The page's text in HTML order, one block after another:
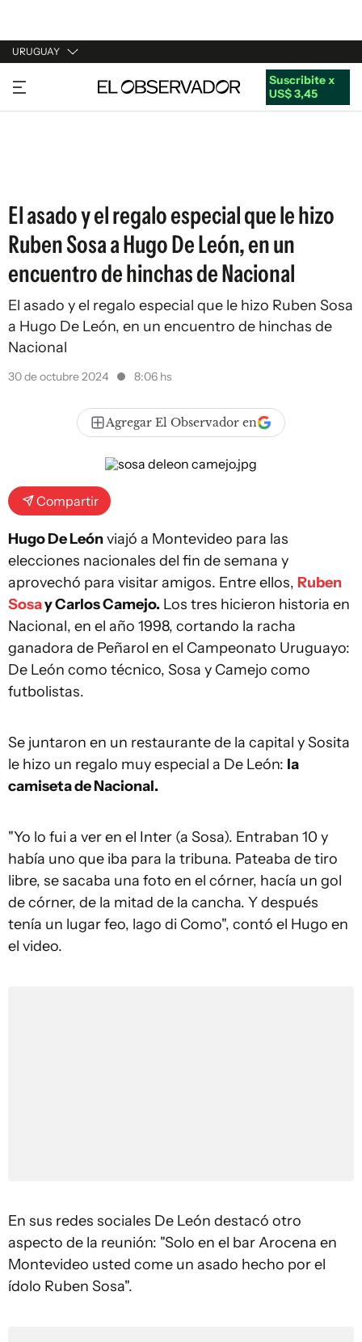
URUGUAY
URUGUAY
ARGENTINA
Suscribite x
US$ 3,45
El asado y el regalo especial que le hizo
Ruben Sosa a Hugo De León, en un
encuentro de hinchas de Nacional
El asado y el regalo especial que le hizo Ruben Sosa
a Hugo De León, en un encuentro de hinchas de
Nacional
30 de octubre 2024 8:06 hs
Agregar El Observador en
Compartir
Hugo De Leónviajó a Montevideo para las
elecciones nacionales del fin de semana y
aprovechó para visitar amigos. Entre ellos, Ruben
Sosay Carlos Camejo. Los tres hicieron historia en
Nacional, en el año 1998, cortando la racha
ganadora de Peñarol en el Campeonato Uruguayo:
De León como técnico, Sosa y Camejo como
futbolistas.
Se juntaron en un restaurante de la capital y Sosita
le hizo un regalo muy especial a De León: la
camiseta de Nacional.
"Yo lo fui a ver en el Inter (a Sosa). Entraban 10 y
había uno que iba para la tribuna. Pateaba de tiro
libre, se sacaba una foto en el córner, hacía un gol
de córner, de la mitad de la cancha. Y después
tenía un lugar feo, lago di Como", contó el Hugo en
el video.
En sus redes sociales De León destacó otro
aspecto de la reunión: "Solo en el bar Arocena en
Montevideo usted come un asado hecho por el
ídolo Ruben Sosa".